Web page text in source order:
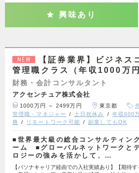
興味あり
NEW
【証券業界】ビジネス
管理職クラス（年収1000万
財務・会計コンサルタント
アクセンチュア株式会社
1000万円 ～ 2499万円 東京都
管理職・マネジャー
土日祝休み 年収600
務
リモートワーク可能 副業してもOK
■世界最大級の総合コンサルティン
ーム ■グローバルネットワークと
ロジーの強みを活かして、…
【パソナキャリア経由での入社実績あり】【期待